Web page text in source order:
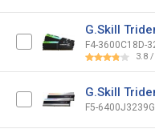
G.Skill
F4-3600C18D-
3.8 /
G.Skill
F5-